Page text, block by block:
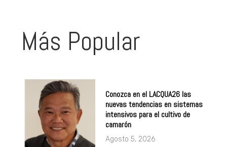
Más Popular
Conozca en el LACQUA26 las
nuevas tendencias en sistemas
intensivos para el cultivo de
camarón
Agosto 5, 2026